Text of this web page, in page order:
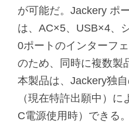
が可能だ。Jackery ポ
は、AC×5、USB×4、
0ポートのインターフ
のため、同時に複数製
本製品は、Jackery独
（現在特許出願中）
C電源使用時）できる